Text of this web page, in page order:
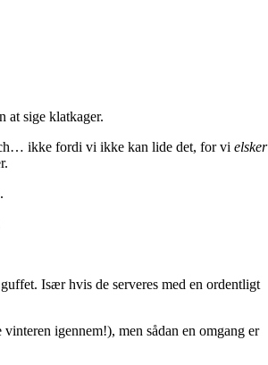
at sige klatkager.
ikke fordi vi ikke kan lide det, for vi elsker
Især hvis de serveres med en ordentligt
igennem!), men sådan en omgang er